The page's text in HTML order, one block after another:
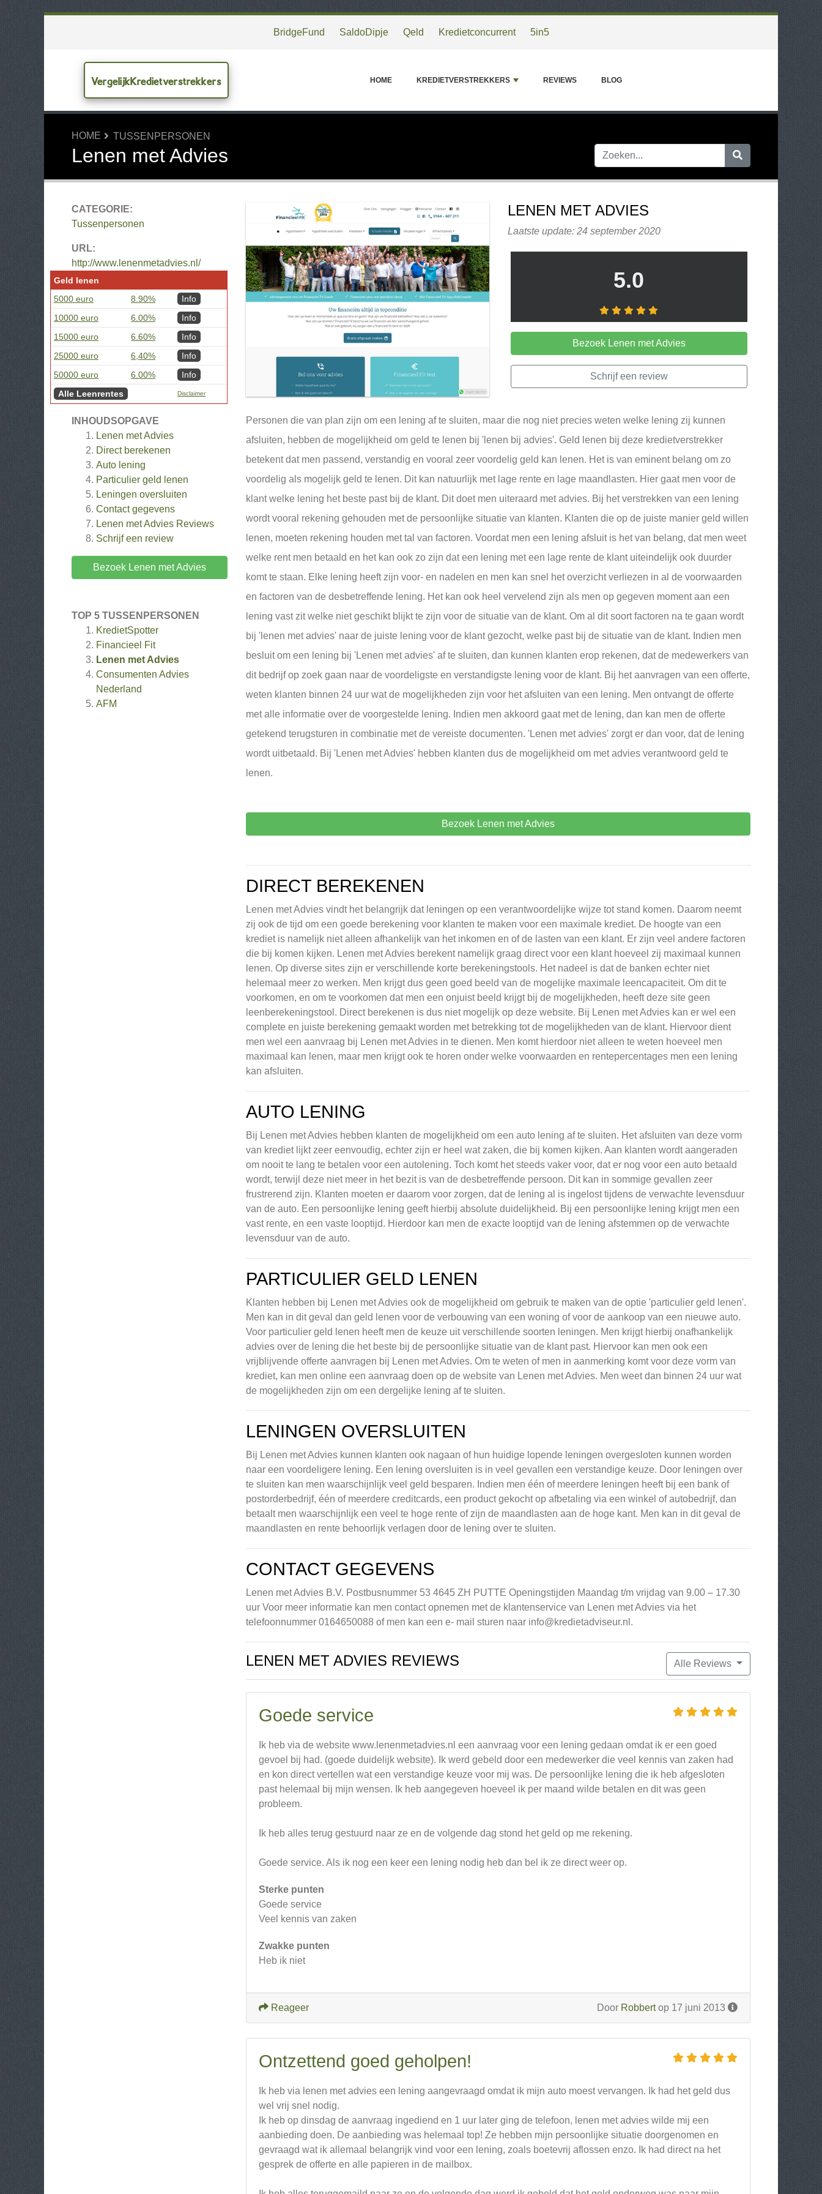
BridgeFund SaldoDipje Qeld Kredietconcurrent 5in5
VergelijkKredietverstrekkers HOME KREDIETVERSTREKKERS REVIEWS BLOG
HOME TUSSENPERSONEN
Lenen met Advies
CATEGORIE:
Tussenpersonen
URL:
http://www.lenenmetadvies.nl/
Geld lenen
5000 euro
8.90%
Info
10000 euro
6.00%
Info
15000 euro
6.60%
Info
25000 euro
6,40%
Info
50000 euro
6.00%
Info
Alle Leenrentes
Disclaimer
INHOUDSOPGAVE
Lenen met Advies
Direct berekenen
Auto lening
Particulier geld lenen
Leningen oversluiten
Contact gegevens
Lenen met Advies Reviews
Schrijf een review
Bezoek Lenen met Advies
TOP 5 TUSSENPERSONEN
KredietSpotter
Financieel Fit
Lenen met Advies
Consumenten Advies
Nederland
AFM
LENEN MET ADVIES
Laatste update: 24 september 2020
5.0
Bezoek Lenen met Advies
Schrijf een review
Personen die van plan zijn om een lening af te sluiten, maar die nog niet precies weten welke lening zij kunnen
afsluiten, hebben de mogelijkheid om geld te lenen bij 'lenen bij advies'. Geld lenen bij deze kredietverstrekker
betekent dat men passend, verstandig en vooral zeer voordelig geld kan lenen. Het is van eminent belang om zo
voordelig als mogelijk geld te lenen. Dit kan natuurlijk met lage rente en lage maandlasten. Hier gaat men voor de
klant welke lening het beste past bij de klant. Dit doet men uiteraard met advies. Bij het verstrekken van een lening
wordt vooral rekening gehouden met de persoonlijke situatie van klanten. Klanten die op de juiste manier geld willen
lenen, moeten rekening houden met tal van factoren. Voordat men een lening afsluit is het van belang, dat men weet
welke rent men betaald en het kan ook zo zijn dat een lening met een lage rente de klant uiteindelijk ook duurder
komt te staan. Elke lening heeft zijn voor- en nadelen en men kan snel het overzicht verliezen in al de voorwaarden
en factoren van de desbetreffende lening. Het kan ook heel vervelend zijn als men op gegeven moment aan een
lening vast zit welke niet geschikt blijkt te zijn voor de situatie van de klant. Om al dit soort factoren na te gaan wordt
bij 'lenen met advies' naar de juiste lening voor de klant gezocht, welke past bij de situatie van de klant. Indien men
besluit om een lening bij 'Lenen met advies' af te sluiten, dan kunnen klanten erop rekenen, dat de medewerkers van
dit bedrijf op zoek gaan naar de voordeligste en verstandigste lening voor de klant. Bij het aanvragen van een offerte,
weten klanten binnen 24 uur wat de mogelijkheden zijn voor het afsluiten van een lening. Men ontvangt de offerte
met alle informatie over de voorgestelde lening. Indien men akkoord gaat met de lening, dan kan men de offerte
getekend terugsturen in combinatie met de vereiste documenten. 'Lenen met advies' zorgt er dan voor, dat de lening
wordt uitbetaald. Bij 'Lenen met Advies' hebben klanten dus de mogelijkheid om met advies verantwoord geld te
lenen.
Bezoek Lenen met Advies
DIRECT BEREKENEN
Lenen met Advies vindt het belangrijk dat leningen op een verantwoordelijke wijze tot stand komen. Daarom neemt
zij ook de tijd om een goede berekening voor klanten te maken voor een maximale krediet. De hoogte van een
krediet is namelijk niet alleen afhankelijk van het inkomen en of de lasten van een klant. Er zijn veel andere factoren
die bij komen kijken. Lenen met Advies berekent namelijk graag direct voor een klant hoeveel zij maximaal kunnen
lenen. Op diverse sites zijn er verschillende korte berekeningstools. Het nadeel is dat de banken echter niet
helemaal meer zo werken. Men krijgt dus geen goed beeld van de mogelijke maximale leencapaciteit. Om dit te
voorkomen, en om te voorkomen dat men een onjuist beeld krijgt bij de mogelijkheden, heeft deze site geen
leenberekeningstool. Direct berekenen is dus niet mogelijk op deze website. Bij Lenen met Advies kan er wel een
complete en juiste berekening gemaakt worden met betrekking tot de mogelijkheden van de klant. Hiervoor dient
men wel een aanvraag bij Lenen met Advies in te dienen. Men komt hierdoor niet alleen te weten hoeveel men
maximaal kan lenen, maar men krijgt ook te horen onder welke voorwaarden en rentepercentages men een lening
kan afsluiten.
AUTO LENING
Bij Lenen met Advies hebben klanten de mogelijkheid om een auto lening af te sluiten. Het afsluiten van deze vorm
van krediet lijkt zeer eenvoudig, echter zijn er heel wat zaken, die bij komen kijken. Aan klanten wordt aangeraden
om nooit te lang te betalen voor een autolening. Toch komt het steeds vaker voor, dat er nog voor een auto betaald
wordt, terwijl deze niet meer in het bezit is van de desbetreffende persoon. Dit kan in sommige gevallen zeer
frustrerend zijn. Klanten moeten er daarom voor zorgen, dat de lening al is ingelost tijdens de verwachte levensduur
van de auto. Een persoonlijke lening geeft hierbij absolute duidelijkheid. Bij een persoonlijke lening krijgt men een
vast rente, en een vaste looptijd. Hierdoor kan men de exacte looptijd van de lening afstemmen op de verwachte
levensduur van de auto.
PARTICULIER GELD LENEN
Klanten hebben bij Lenen met Advies ook de mogelijkheid om gebruik te maken van de optie 'particulier geld lenen'.
Men kan in dit geval dan geld lenen voor de verbouwing van een woning of voor de aankoop van een nieuwe auto.
Voor particulier geld lenen heeft men de keuze uit verschillende soorten leningen. Men krijgt hierbij onafhankelijk
advies over de lening die het beste bij de persoonlijke situatie van de klant past. Hiervoor kan men ook een
vrijblijvende offerte aanvragen bij Lenen met Advies. Om te weten of men in aanmerking komt voor deze vorm van
krediet, kan men online een aanvraag doen op de website van Lenen met Advies. Men weet dan binnen 24 uur wat
de mogelijkheden zijn om een dergelijke lening af te sluiten.
LENINGEN OVERSLUITEN
Bij Lenen met Advies kunnen klanten ook nagaan of hun huidige lopende leningen overgesloten kunnen worden
naar een voordeligere lening. Een lening oversluiten is in veel gevallen een verstandige keuze. Door leningen over
te sluiten kan men waarschijnlijk veel geld besparen. Indien men één of meerdere leningen heeft bij een bank of
postorderbedrijf, één of meerdere creditcards, een product gekocht op afbetaling via een winkel of autobedrijf, dan
betaalt men waarschijnlijk een veel te hoge rente of zijn de maandlasten aan de hoge kant. Men kan in dit geval de
maandlasten en rente behoorlijk verlagen door de lening over te sluiten.
CONTACT GEGEVENS
Lenen met Advies B.V. Postbusnummer 53 4645 ZH PUTTE Openingstijden Maandag t/m vrijdag van 9.00 – 17.30
uur Voor meer informatie kan men contact opnemen met de klantenservice van Lenen met Advies via het
telefoonnummer 0164650088 of men kan een e- mail sturen naar info@kredietadviseur.nl .
Alle Reviews
LENEN MET ADVIES REVIEWS
Goede service
Ik heb via de website www.lenenmetadvies.nl een aanvraag voor een lening gedaan omdat ik er een goed
gevoel bij had. (goede duidelijk website). Ik werd gebeld door een medewerker die veel kennis van zaken had
en kon direct vertellen wat een verstandige keuze voor mij was. De persoonlijke lening die ik heb afgesloten
past helemaal bij mijn wensen. Ik heb aangegeven hoeveel ik per maand wilde betalen en dit was geen
probleem.
Ik heb alles terug gestuurd naar ze en de volgende dag stond het geld op me rekening.
Goede service. Als ik nog een keer een lening nodig heb dan bel ik ze direct weer op.
Sterke punten
Goede service
Veel kennis van zaken
Zwakke punten
Heb ik niet
Door Robbertop 17 juni 2013
Reageer
Ontzettend goed geholpen!
Ik heb via lenen met advies een lening aangevraagd omdat ik mijn auto moest vervangen. Ik had het geld dus
wel vrij snel nodig.
Ik heb op dinsdag de aanvraag ingediend en 1 uur later ging de telefoon, lenen met advies wilde mij een
aanbieding doen. De aanbieding was helemaal top! Ze hebben mijn persoonlijke situatie doorgenomen en
gevraagd wat ik allemaal belangrijk vind voor een lening, zoals boetevrij aflossen enzo. Ik had direct na het
gesprek de offerte en alle papieren in de mailbox.